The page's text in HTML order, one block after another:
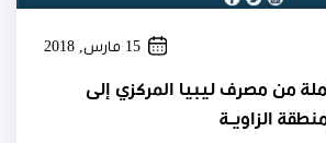
15 مارس, 2018
من مصرف ليبيا المركزي إلى
الزاويـة